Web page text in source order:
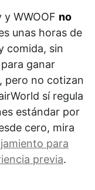
WWOOF no
unas horas de
comida, sin
ganar
pero no cotizan
sí regula
estándar por
cero, mira
para
previa.